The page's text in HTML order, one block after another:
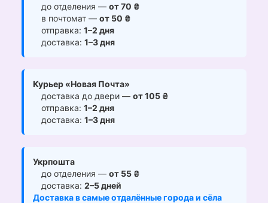
до отделения — от 70 ₴
в почтомат — от 50 ₴
отправка: 1–2 дня
доставка: 1–3 дня
Курьер «Новая Почта»
доставка до двери — от 105 ₴
отправка: 1–2 дня
доставка: 1–3 дня
Укрпошта
до отделения — от 55 ₴
доставка: 2–5 дней
Доставка в самые отдалённые города и сёла